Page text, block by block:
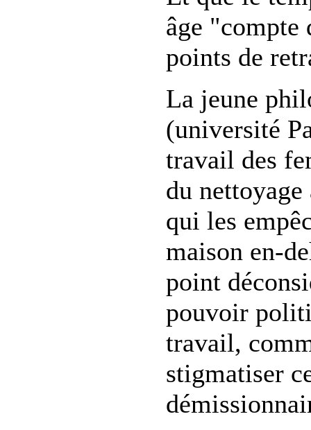
âge "compte
points de
La jeune
(université
travail des
du
qui les
maison en-
point
pouvoir
travail,
stigmatiser